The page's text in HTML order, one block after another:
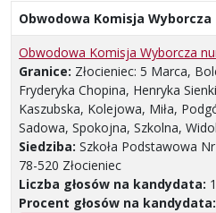
Obwodowa Komisja Wyborcza
Obwodowa Komisja Wyborcza
Granice: Złocieniec: 5 Marca,
Fryderyka Chopina, Henryka
Kaszubska, Kolejowa, Miła,
Sadowa, Spokojna, Szkolna,
Siedziba: Szkoła Podstawowa
78-520 Złocieniec
Liczba głosów na kandydata:
Procent głosów na kandydata: